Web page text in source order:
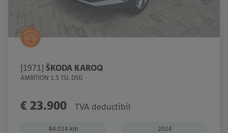
[1971] ŠKODA KAROQ
AMBITION 1.5 TSI, DSG
€ 23.900 TVA deductibil
84.014 km 2024